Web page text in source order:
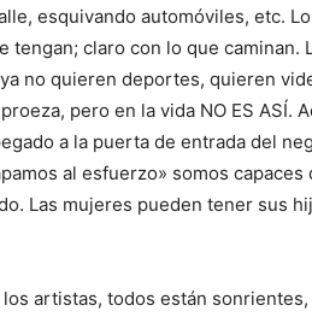
esquivando automóviles, etc.
tengan; claro con lo que caminan.
no quieren deportes, quieren
pero en la vida NO ES ASÍ.
a la puerta de entrada del
al esfuerzo» somos
Las mujeres pueden tener sus
artistas, todos están